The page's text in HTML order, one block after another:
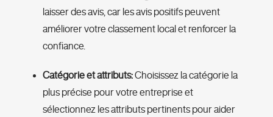
laisser des avis, car les avis positifs peuvent
améliorer votre classement local et renforcer la
confiance.
Catégorie et attributs:Choisissez la catégorie la
plus précise pour votre entreprise et
sélectionnez les attributs pertinents pour aider